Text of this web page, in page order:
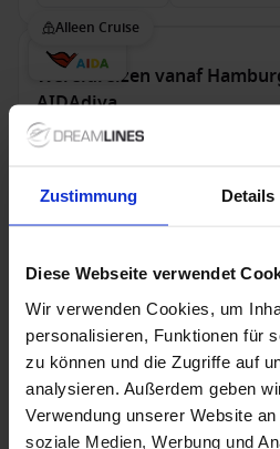
Zustimmung Details
Diese Webseite verwendet
Wir verwenden Cookies, um
personalisieren, Funktionen für
zu können und die Zugriffe auf
analysieren. Außerdem geben
Verwendung unserer Website
soziale Medien, Werbung und
Alleen Cruise
Wereldreizen vanaf
AIDAdiva
Van / Naar Hamburg
Volpension
24 okt. 2027 144 Nachten
Binnenhut van
€ 21.995p.p.
Buitenhut van
€ 25.995p.p.
Alleen Cruise